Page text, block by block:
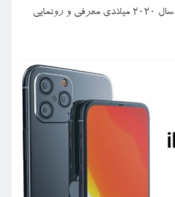
برگزاری رویدادی در سپتامبر سال ۲۰۲۰ میلادی معرفی و رونمایی